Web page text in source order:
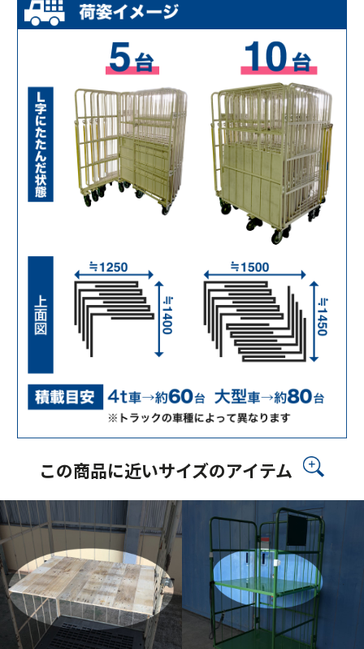
この商品に近いサイズのアイテム